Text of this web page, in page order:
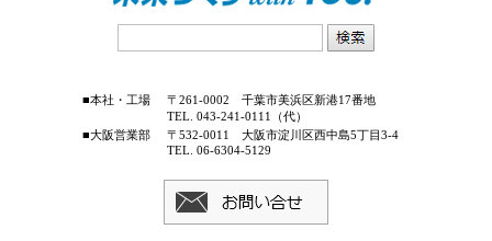
■本社・工場
〒261-0002 千葉市美浜区新港17番地
TEL. 043-241-0111（代）
■大阪営業部
〒532-0011 大阪市淀川区西中島5丁目3-4
TEL. 06-6304-5129